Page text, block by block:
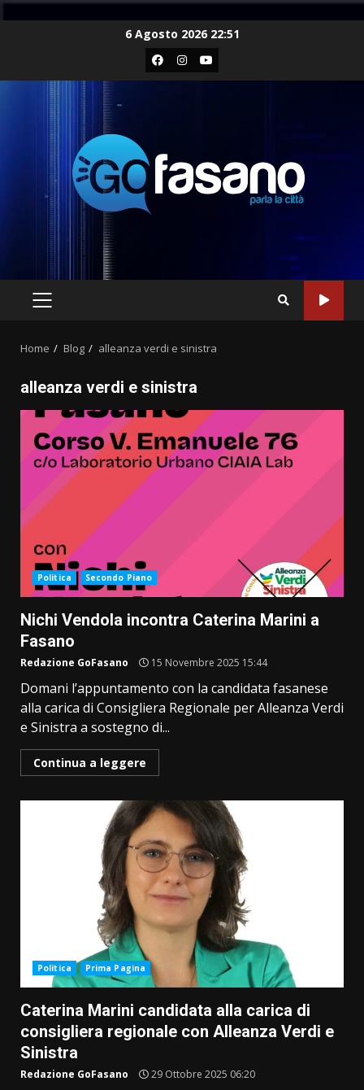
6 Agosto 2026 22:51
Facebook
Instagram
Youtube
PRIMARY
Home Blog alleanza verdi e sinistra
alleanza verdi e sinistra
Politica Secondo Piano
Nichi Vendola incontra Caterina Marini a
Fasano
Redazione GoFasano 15 Novembre 2025 15:44
Domani l’appuntamento con la candidata fasanese
alla carica di Consigliera Regionale per Alleanza Verdi
e Sinistra a sostegno di...
Continua a leggere
Politica Prima Pagina
Caterina Marini candidata alla carica di
consigliera regionale con Alleanza Verdi e
Sinistra
Redazione GoFasano 29 Ottobre 2025 06:20